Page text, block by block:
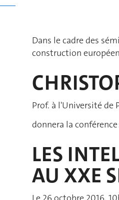
Dans le cadre des
construction
Prof. à l'Université de
donnera la conférence
LES
AU XXE